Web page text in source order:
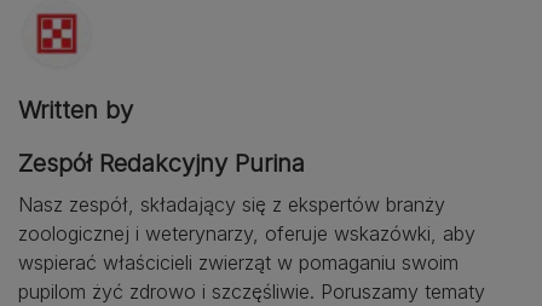
Written by
Zespół Redakcyjny Purina
Nasz zespół, składający się z ekspertów branży
zoologicznej i weterynarzy, oferuje wskazówki, aby
wspierać właścicieli zwierząt w pomaganiu swoim
pupilom żyć zdrowo i szczęśliwie. Poruszamy tematy